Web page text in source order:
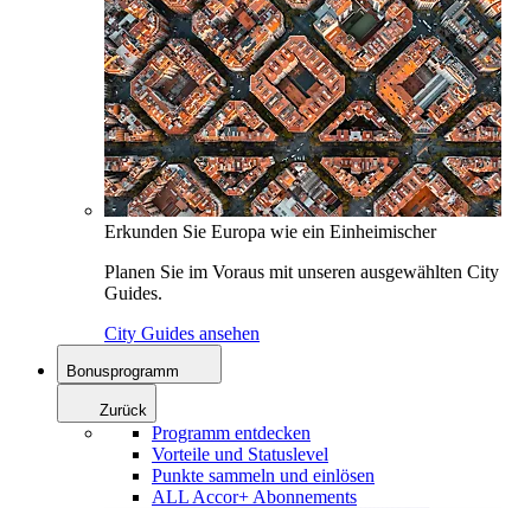
Erkunden Sie Europa wie ein Einheimischer
Planen Sie im Voraus mit unseren ausgewählten City
Guides.
City Guides ansehen
Bonusprogramm
Zurück
Programm entdecken
Vorteile und Statuslevel
Punkte sammeln und einlösen
ALL Accor+ Abonnements